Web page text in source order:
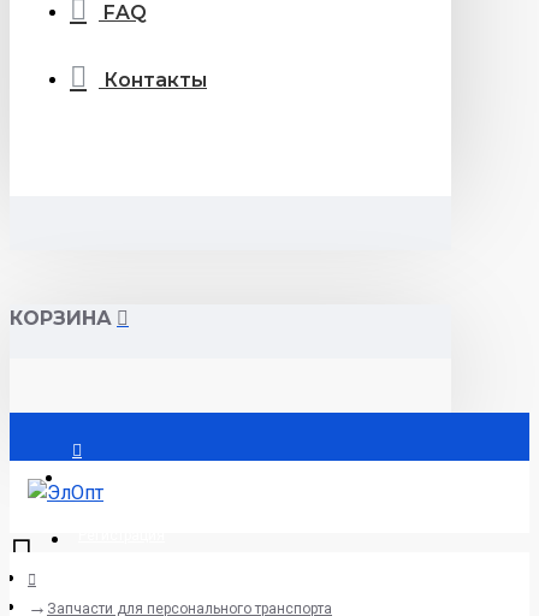
FAQ
Контакты
КОРЗИНА
MenuЗапчасти для персонального транспорта